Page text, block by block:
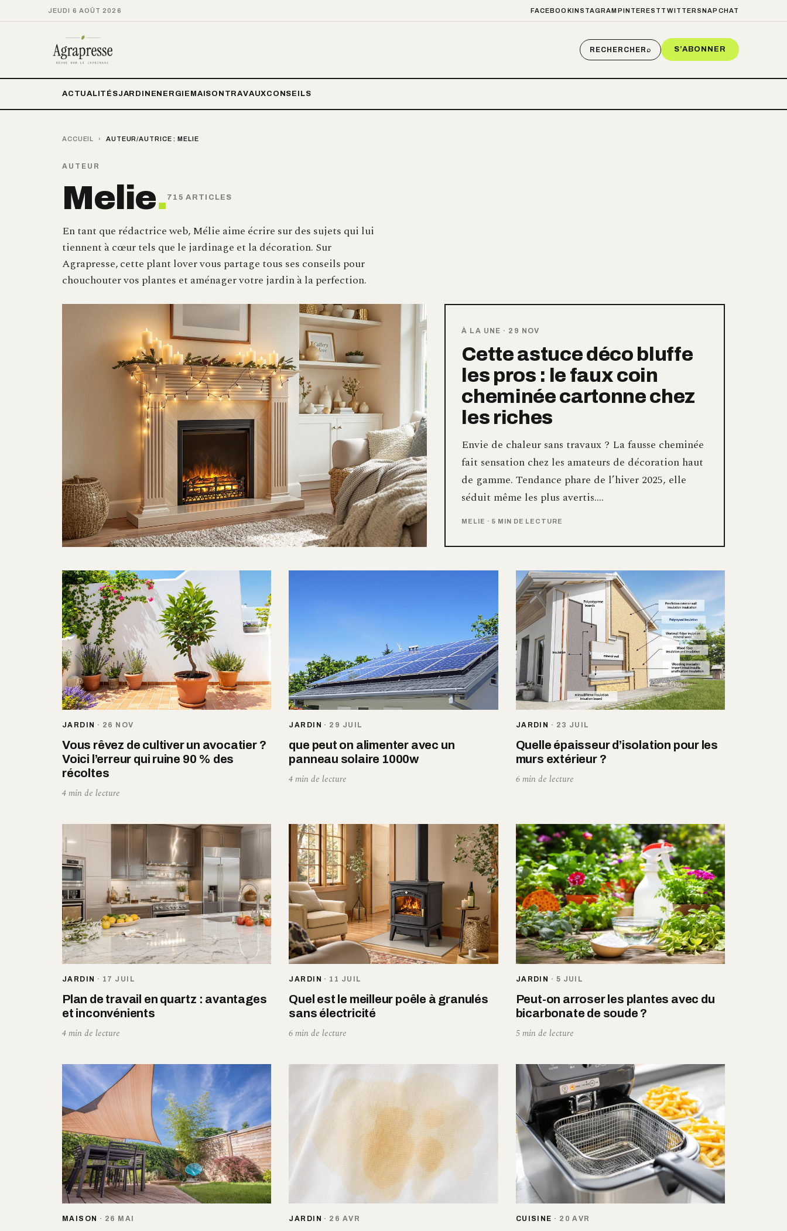
JEUDI 6 AOÛT 2026 FACEBOOKINSTAGRAM PINTEREST TWITTER SNAPCHAT
RECHERCHER⌕ S’ABONNER
ACTUALITÉSJARDIN ENERGIE MAISON TRAVAUXCONSEILS
ACCUEIL › AUTEUR/AUTRICE :MELIE
AUTEUR
Melie. 715 ARTICLES
En tant que rédactrice web, Mélie aime écrire sur des sujets qui lui
tiennent à cœur tels que le jardinage et la décoration. Sur
Agrapresse, cette plant lover vous partage tous ses conseils pour
chouchouter vos plantes et aménager votre jardin à la perfection.
À LA UNE · 29 NOV
Cette astuce déco bluffe
les pros : le faux coin
cheminée cartonne chez
les riches
Envie de chaleur sans travaux ? La fausse cheminée
fait sensation chez les amateurs de décoration haut
de gamme. Tendance phare de l’hiver 2025, elle
séduit même les plus avertis.…
MELIE · 5 MIN DE LECTURE
JARDIN · 26 NOV
Vous rêvez de cultiver un avocatier ?
Voici l’erreur qui ruine 90 % des
récoltes
4 min de lecture
JARDIN · 29 JUIL
que peut on alimenter avec un
panneau solaire 1000w
4 min de lecture
JARDIN · 23 JUIL
Quelle épaisseur d’isolation pour les
murs extérieur ?
6 min de lecture
JARDIN · 17 JUIL
Plan de travail en quartz : avantages
et inconvénients
4 min de lecture
JARDIN · 11 JUIL
Quel est le meilleur poêle à granulés
sans électricité
6 min de lecture
JARDIN · 5 JUIL
Peut-on arroser les plantes avec du
bicarbonate de soude ?
5 min de lecture
MAISON · 26 MAI JARDIN · 26 AVR CUISINE · 20 AVR